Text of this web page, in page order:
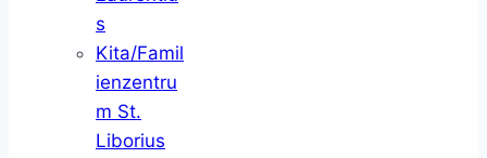
s
Kita/Famil
ienzentru
m St.
Liborius